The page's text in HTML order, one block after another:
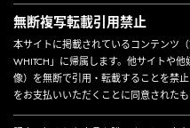
無断複写転載引用禁止
本サイトに掲載されているコンテンツ
WHITCH」に帰属します。他サイトや
像）を無断で引用・転載することを禁
をお支払いいただくことに同意された